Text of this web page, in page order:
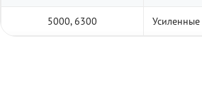
5000, 6300 Усиленные